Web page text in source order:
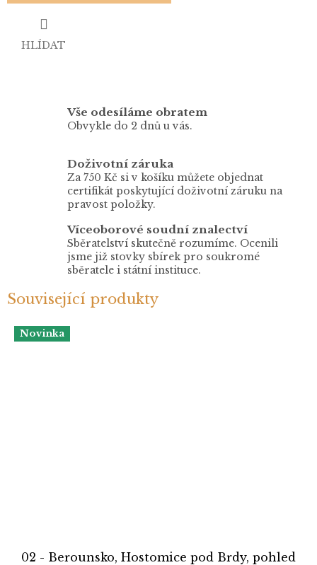
HLÍDAT
Vše odesíláme obratem
Obvykle do 2 dnů u vás.
Doživotní záruka
Za 750 Kč si v košíku můžete objednat
certifikát poskytující doživotní záruku na
pravost položky.
Víceoborové soudní znalectví
Sběratelství skutečně rozumíme. Ocenili
jsme již stovky sbírek pro soukromé
sběratele i státní instituce.
Související produkty
Novinka
02 - Berounsko, Hostomice pod Brdy, pohled